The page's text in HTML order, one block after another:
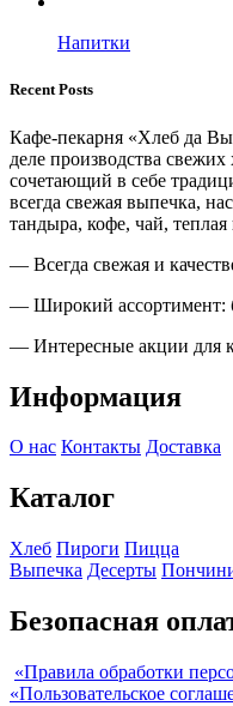
Напитки
Recent Posts
Кафе-пекарня «Хлеб да
деле производства
сочетающий в себе
всегда свежая выпечка,
тандыра, кофе, чай,
— Всегда свежая и
— Широкий ассортимент:
— Интересные акции для
Информация
О нас Контакты Доставка
Каталог
Хлеб Пироги Пицца
Выпечка Десерты
Безопасная
«Правила обработки
«Пользовательское